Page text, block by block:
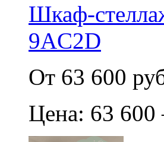
Шкаф-
9AC2D
От 63 600
Цена: 63 600